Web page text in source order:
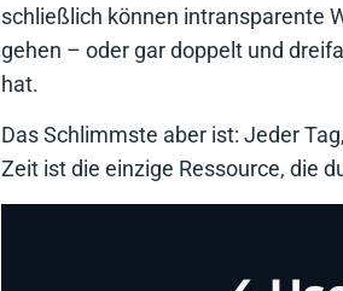
schließlich können intransparente
gehen – oder gar doppelt und
hat.
Das Schlimmste aber ist: Jeder
Zeit ist die einzige Ressource, die